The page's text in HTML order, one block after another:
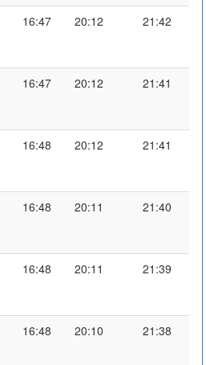
16:47 20:12 21:42
16:47 20:12 21:41
16:48 20:12 21:41
16:48 20:11 21:40
16:48 20:11 21:39
16:48 20:10 21:38